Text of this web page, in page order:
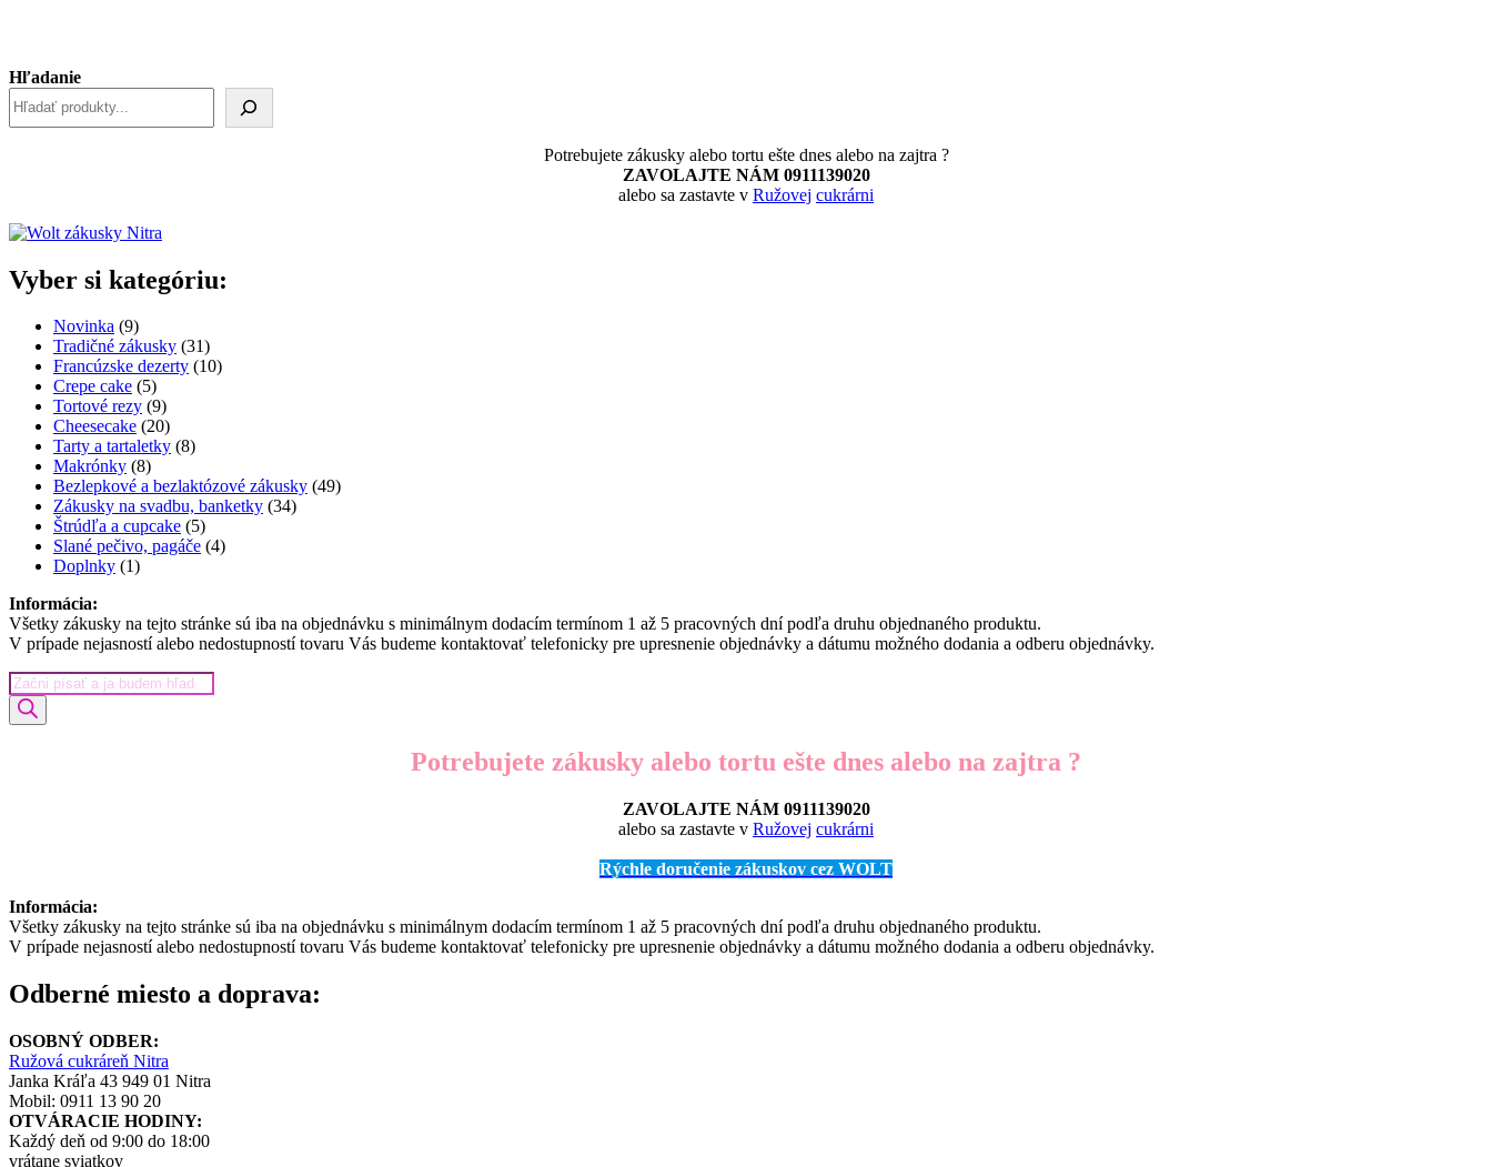
si
môžete
vybrať
stránke
stránke
produktu.
Hľadanie
Potrebujete zákusky alebo tortu ešte dnes alebo na zajtra ?
ZAVOLAJTE NÁM 0911139020
alebo sa zastavte v Ružovej cukrárni
Vyber si kategóriu:
Novinka 99
produktov
Tradičné zákusky 3131
produktov
Francúzske dezerty 1010
Crepe cake 55
produktov
Tortové rezy 99
produktov
Cheesecake 2020
produktov
Tarty a tartaletky 88
Makrónky 88
produktov
Bezlepkové a bezlaktózové zákusky 4949
Zákusky na svadbu, banketky 3434
Štrúdľa a cupcake 55
produktov
Slané pečivo, pagáče 44
Doplnky 11
Informácia:
Všetky zákusky na tejto stránke sú iba na objednávku s minimálnym dodacím termínom 1 až 5 pracovných dní podľa druhu objednaného produktu.
V prípade nejasností alebo nedostupností tovaru Vás budeme kontaktovať telefonicky pre upresnenie objednávky a dátumu možného dodania a odberu objednávky.
Products
search
Potrebujete zákusky alebo tortu ešte dnes alebo na zajtra ?
ZAVOLAJTE NÁM 0911139020
alebo sa zastavte v Ružovej cukrárni
Rýchle doručenie zákuskov cez WOLT
Informácia:
Všetky zákusky na tejto stránke sú iba na objednávku s minimálnym dodacím termínom 1 až 5 pracovných dní podľa druhu objednaného produktu.
V prípade nejasností alebo nedostupností tovaru Vás budeme kontaktovať telefonicky pre upresnenie objednávky a dátumu možného dodania a odberu objednávky.
Odberné miesto a doprava:
OSOBNÝ ODBER:
Ružová cukráreň Nitra
Janka Kráľa 43 949 01 Nitra
Mobil: 0911 13 90 20
OTVÁRACIE HODINY:
Každý deň od 9:00 do 18:00
vrátane sviatkov